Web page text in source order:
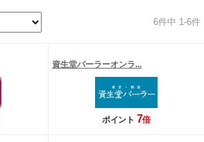
6件中 1-6件
資生堂パーラーオンラ...
ポイント 7倍